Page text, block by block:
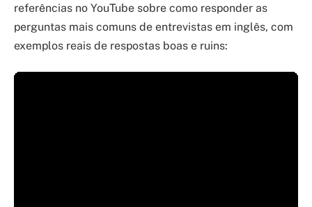
referências no YouTube sobre como responder as
perguntas mais comuns de entrevistas em inglês, com
exemplos reais de respostas boas e ruins: